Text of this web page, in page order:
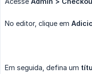
No editor, clique em
Em seguida, defina um